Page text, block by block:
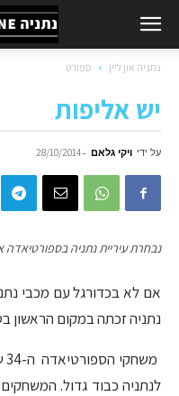
נתניה און ליין ספורט
יש אליפות
על ידי ויקי גלאם -
28/10/2014
נבחרת עיריית נתניה בספורטיאדה
אם לא בכדורגל עם מכבי
נתניה זכתה במקום הראשון
לנתניה כבוד גדול.